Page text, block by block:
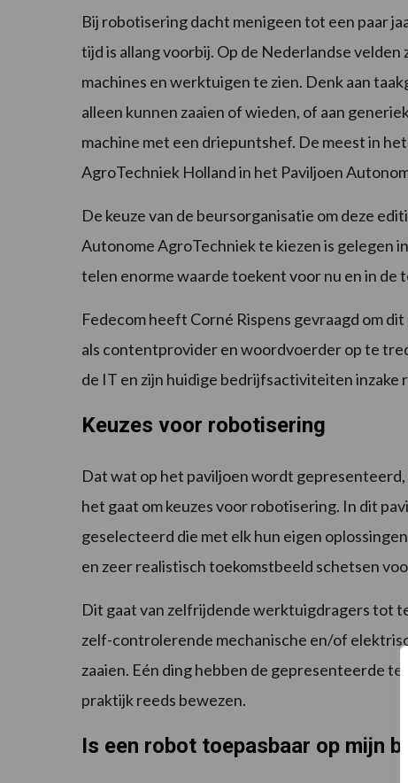
Bij robotisering dacht menigeen tot een paar
tijd is allang voorbij. Op de Nederlandse
machines en werktuigen te zien. Denk aan
alleen kunnen zaaien of wieden, of aan
machine met een driepuntshef. De meest in
AgroTechniek Holland in het Paviljoen
De keuze van de beursorganisatie om deze
Autonome AgroTechniek te kiezen is gelegen
telen enorme waarde toekent voor nu en in de
Fedecom heeft Corné Rispens gevraagd om
als contentprovider en woordvoerder op te
de IT en zijn huidige bedrijfsactiviteiten
Keuzes voor robotisering
Dat wat op het paviljoen wordt
het gaat om keuzes voor robotisering. In dit
geselecteerd die met elk hun eigen
en zeer realistisch toekomstbeeld schetsen
Dit gaat van zelfrijdende werktuigdragers tot
zelf-controlerende mechanische en/of
zaaien. Eén ding hebben de gepresenteerde
praktijk reeds bewezen.
Is een robot toepasbaar op mijn